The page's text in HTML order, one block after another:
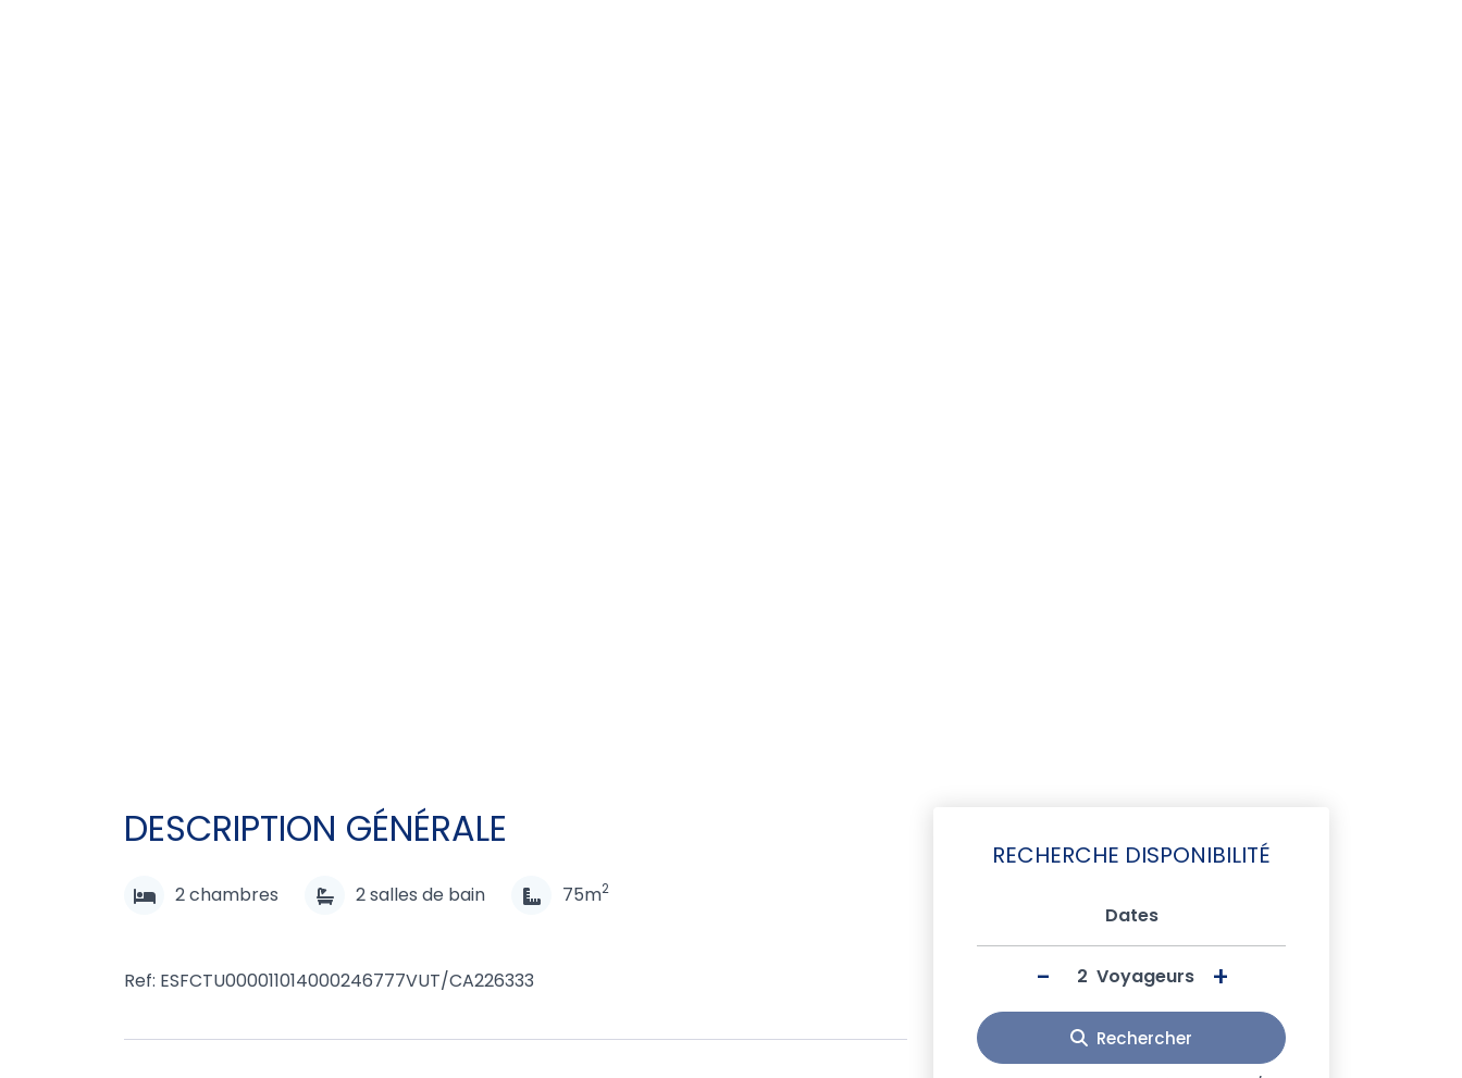
DESCRIPTION GÉNÉRALE
2chambres 2salles de bain 75m2
Ref: ESFCTU000011014000246777VUT/CA226333
RECHERCHE DISPONIBILITÉ
Dates
- Voyageurs +
Rechercher